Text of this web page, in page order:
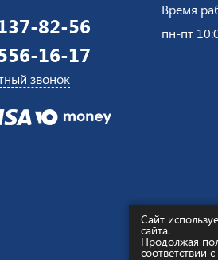
82-56
16-17
звонок
Время
пн-пт
Интернет-
Сайт
сайта.
Продолжая
соответствии